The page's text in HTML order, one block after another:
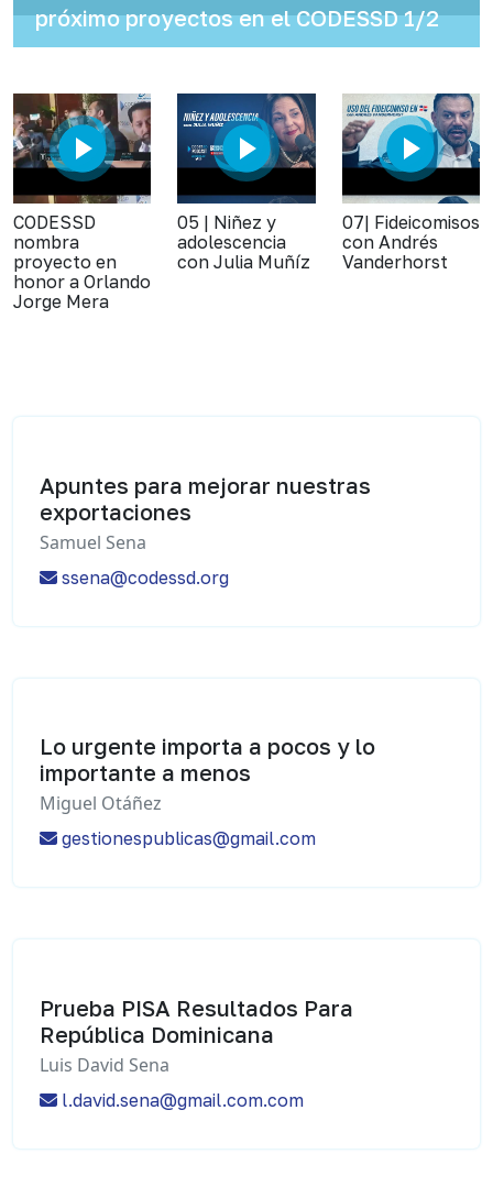
próximo proyectos en el CODESSD 1/2
CODESSD
nombra
proyecto en
honor a Orlando
Jorge Mera
05 | Niñez y
adolescencia
con Julia Muñíz
07| Fideicomisos
con Andrés
Vanderhorst
Apuntes para mejorar nuestras
exportaciones
Samuel Sena
ssena@codessd.org
Lo urgente importa a pocos y lo
importante a menos
Miguel Otáñez
gestionespublicas@gmail.com
Prueba PISA Resultados Para
República Dominicana
Luis David Sena
l.david.sena@gmail.com.com